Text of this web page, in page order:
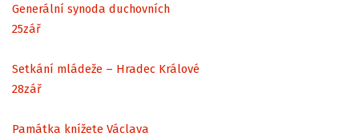
Generální synoda duchovních
25zář
Setkání mládeže – Hradec Králové
28zář
Památka knížete Václava